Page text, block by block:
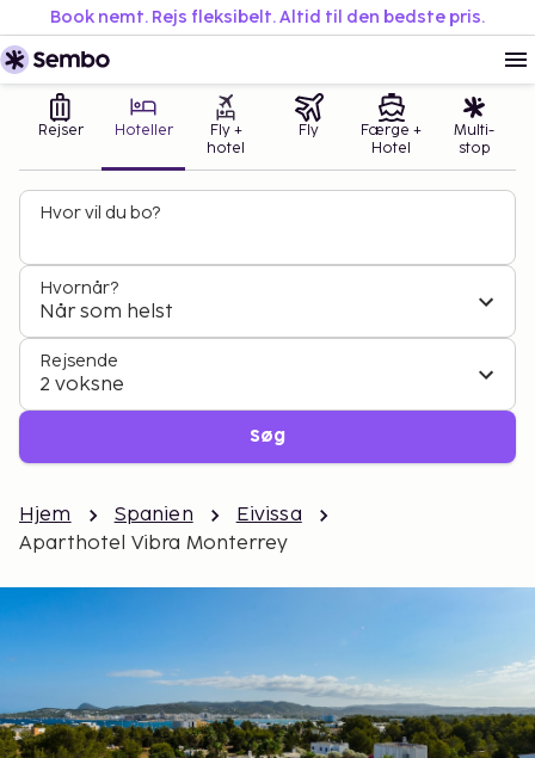
Book nemt. Rejs fleksibelt. Altid til den bedste pris.
Rejser Hoteller
Fly +
hotel
Fly
Færge +
Hotel
Multi-
stop
Hvor vil du bo?
Hvornår?
Når som helst
Rejsende
2 voksne
Søg
Hjem Spanien
Eivissa
Aparthotel Vibra Monterrey